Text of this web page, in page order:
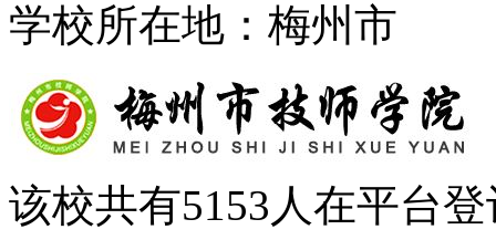
学校所在地：梅州市
该校共有5153 人在平台